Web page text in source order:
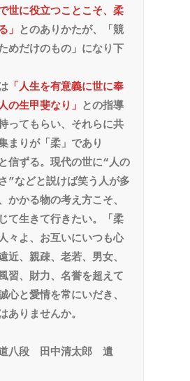
世に役立つことこそ、柔
」 とのありかたが、「競
めだけのもの」になり下
「人生を有意義に世に奉
の生甲斐なり」 との指導
ってもらい、それらに共
まりが「柔」であり
信ずる。現代の世に“人の
”などと説けば笑う人が多
かかる物の考え方こそ、
て生きて行きたい。「柔
々よ、お互いにいつも心
近、親疎、老若、男女、
習、財力、名誉を超えて
心と愛情を常にいだき、
ありませんか。
八段　田中清太郎　遺